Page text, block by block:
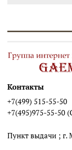
Контакты
+7(499) 515-55-50
+7(495)975-55-50
Пункт выдачи ; г.